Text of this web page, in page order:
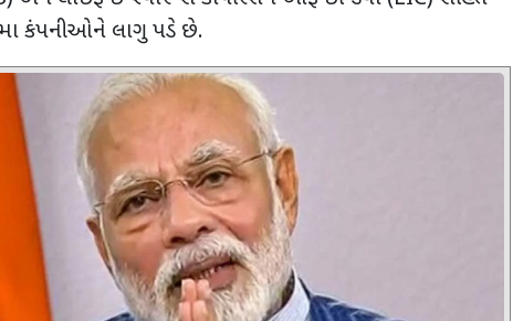
કંપનીઓને લાગુ પડે છે.